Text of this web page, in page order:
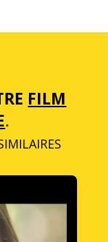
FILM
.